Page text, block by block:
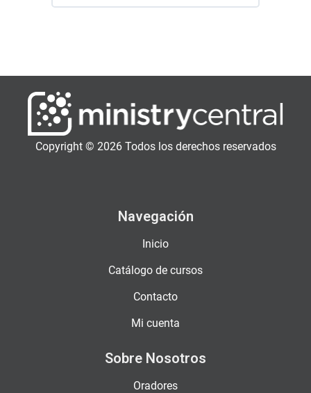
Copyright © 2026 Todos los derechos reservados
Navegación
Inicio
Catálogo de cursos
Contacto
Mi cuenta
Sobre Nosotros
Oradores